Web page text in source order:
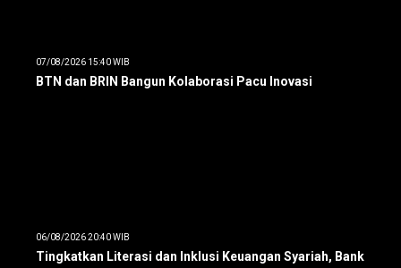
07/08/2026 15:40 WIB
BTN dan BRIN Bangun Kolaborasi Pacu Inovasi
06/08/2026 20:40 WIB
Tingkatkan Literasi dan Inklusi Keuangan Syariah, Bank